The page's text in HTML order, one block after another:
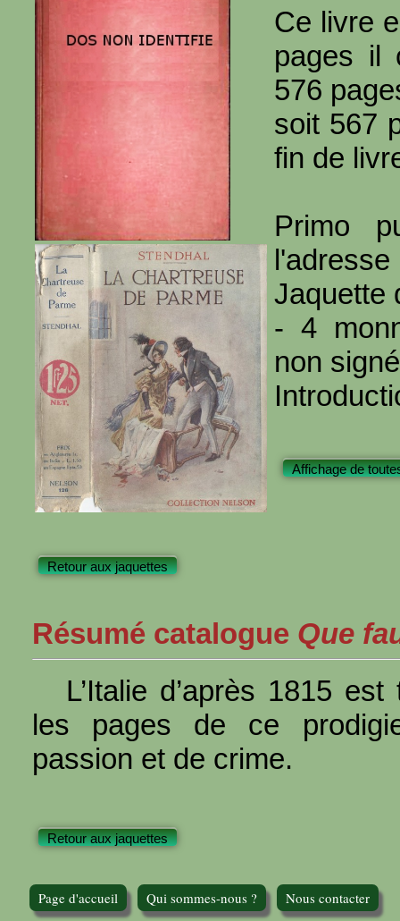
Ce livre
pages il
576
soit 567
fin de
Primo
l'adresse
Jaquette
- 4
non
Affichage de
Retour aux jaquettes
Résumé catalogue Que
L’Italie d’après 1815
les pages de ce
passion et de crime.
Retour aux jaquettes
Page d'accueil Qui sommes-nous ? Nous contacter